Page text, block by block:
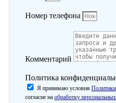
Номер телефона
Комментарий
Политика
Я принимаю условия
согласие на обработку